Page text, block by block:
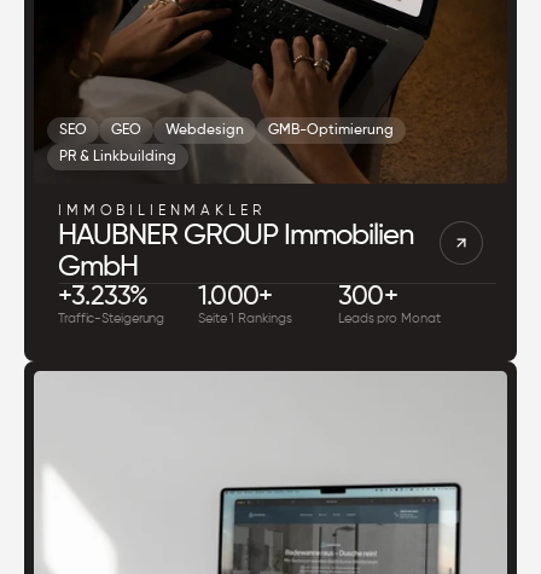
SEO GEO Webdesign
GMB-Optimierung
PR & Linkbuilding
IMMOBILIENMAKLER
HAUBNER GROUP Immobilien
GmbH
+3.233%
Traffic-Steigerung
1.000+
Seite 1 Rankings
300+
Leads pro Monat